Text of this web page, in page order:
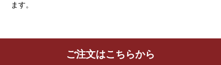
ます。
レビューを書く
ご注文はこちらから